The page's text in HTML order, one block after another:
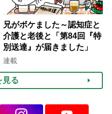
兄がボケました～認知症と
介護と老後と「第84回『特
別送達』が届きました」
連載
見る